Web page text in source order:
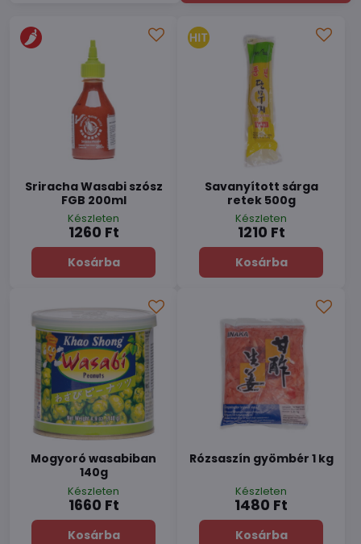
Sriracha Wasabi szósz
FGB 200ml
Készleten
1260 Ft
Kosárba
Savanyított sárga
retek 500g
Készleten
1210 Ft
Kosárba
Mogyoró wasabiban
140g
Készleten
1660 Ft
Kosárba
Rózsaszín gyömbér 1 kg
Készleten
1480 Ft
Kosárba